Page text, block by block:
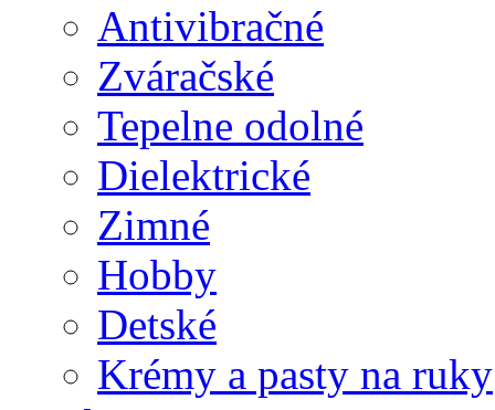
Antivibračné
Zváračské
Tepelne odolné
Dielektrické
Zimné
Hobby
Detské
Krémy a pasty na ruky